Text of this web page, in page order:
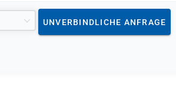
UNVERBINDLICHE ANFRAGE